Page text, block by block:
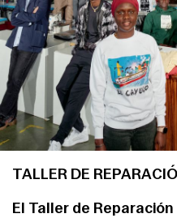
TALLER DE
El Taller de Reparación